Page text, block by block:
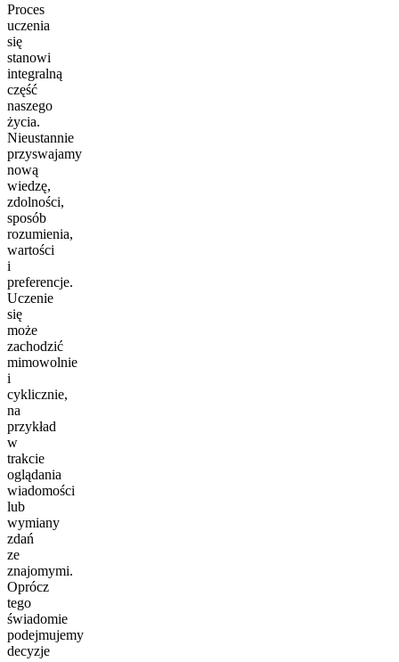
Proces
uczenia
się
stanowi
integralną
część
naszego
życia.
Nieustannie
przyswajamy
nową
wiedzę,
zdolności,
sposób
rozumienia,
wartości
i
preferencje.
Uczenie
się
może
zachodzić
mimowolnie
i
cyklicznie,
na
przykład
w
trakcie
oglądania
wiadomości
lub
wymiany
zdań
ze
znajomymi.
Oprócz
tego
świadomie
podejmujemy
decyzje